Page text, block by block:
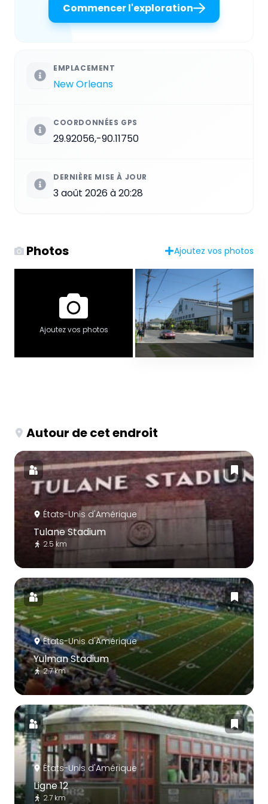
Commencer l'exploration
EMPLACEMENT
New Orleans
COORDONNÉES GPS
29.92056,-90.11750
DERNIÈRE MISE À JOUR
3 août 2026 à 20:28
Photos Ajoutez vos photos
Ajoutez vos photos
Autour de cet endroit
États-Unis d'Amérique
Tulane Stadium
2.5 km
États-Unis d'Amérique
Yulman Stadium
2.7 km
États-Unis d'Amérique
Ligne 12
2.7 km